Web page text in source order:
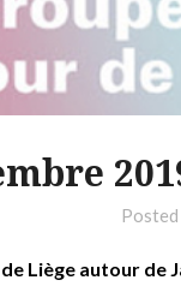
Liège autour de